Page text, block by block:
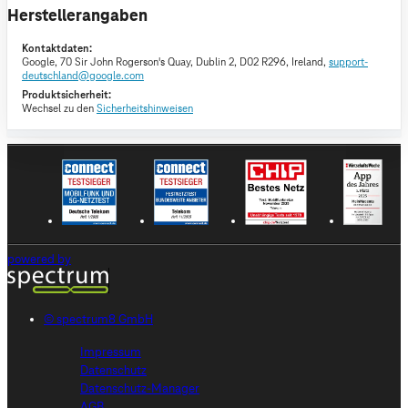
Herstellerangaben
Kontaktdaten:
Google, 70 Sir John Rogerson's Quay, Dublin 2, D02 R296, Ireland, support-
deutschland@google.com
Produktsicherheit:
Wechsel zu den Sicherheitshinweisen
powered by
© spectrum8 GmbH
Impressum
Datenschutz
Datenschutz-Manager